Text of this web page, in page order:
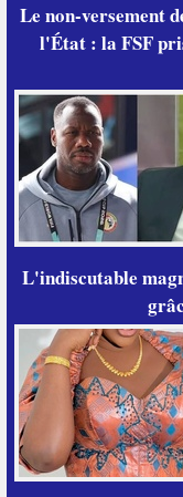
Le non-versement
l'État : la FSF
L'indiscutable